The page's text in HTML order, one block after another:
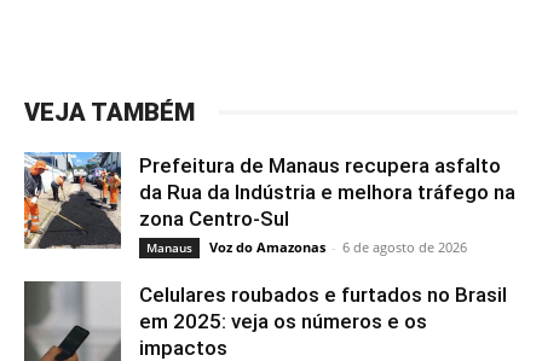
VEJA TAMBÉM
Prefeitura de Manaus recupera asfalto
da Rua da Indústria e melhora tráfego na
zona Centro-Sul
Manaus Voz do Amazonas - 6 de agosto de 2026
Celulares roubados e furtados no Brasil
em 2025: veja os números e os
impactos